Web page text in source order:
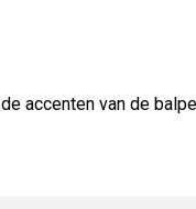
accenten van de